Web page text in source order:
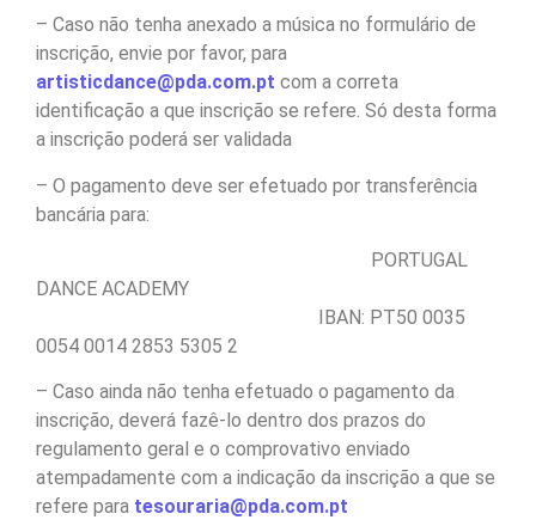
– Caso não tenha anexado a música no formulário de
inscrição, envie por favor, para
artisticdance@pda.com.pt com a correta
identificação a que inscrição se refere. Só desta forma
a inscrição poderá ser validada
– O pagamento deve ser efetuado por transferência
bancária para:
PORTUGAL
DANCE ACADEMY
IBAN: PT50 0035
0054 0014 2853 5305 2
– Caso ainda não tenha efetuado o pagamento da
inscrição, deverá fazê-lo dentro dos prazos do
regulamento geral e o comprovativo enviado
atempadamente com a indicação da inscrição a que se
refere para tesouraria@pda.com.pt